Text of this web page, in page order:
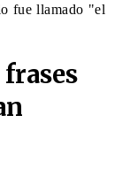
fue llamado "el